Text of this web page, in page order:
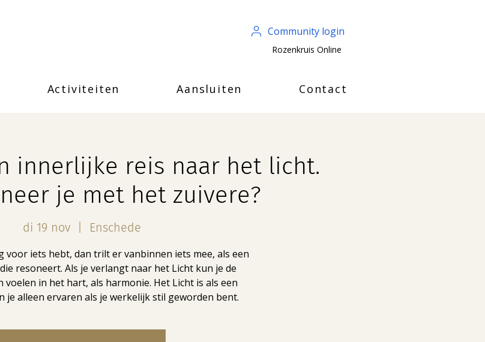
Community login
Rozenkruis Online
Activiteiten Aansluiten Contact
innerlijke reis naar het licht.
je met het zuivere?
di 19 nov
  |
Enschede
voor iets hebt, dan trilt er vanbinnen iets mee, als een
resoneert. Als je verlangt naar het Licht kun je de
voelen in het hart, als harmonie. Het Licht is als een
je alleen ervaren als je werkelijk stil geworden bent.